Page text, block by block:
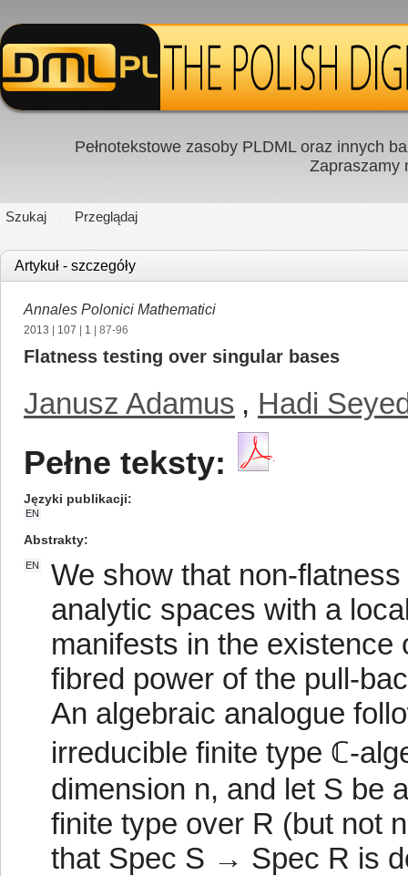
Pełnotekstowe zasoby PLDML oraz innych
Zapraszamy
Szukaj Przeglądaj
Artykuł - szczegóły
Annales Polonici Mathematici
2013 107 1 | 87-96
Flatness testing over singular bases
Janusz Adamus , Hadi
Pełne teksty:
Języki publikacji
EN
Abstrakty
EN
We show that non-
analytic spaces with a
manifests in the
fibred power of the pull-
An algebraic analogue
irreducible finite type ℂ-
dimension n, and let S be
finite type over R (but not
that Spec S → Spec R is